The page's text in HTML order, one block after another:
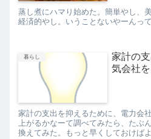
蒸し煮にハマり始めた。簡単やし、
経済的やし。いうことないやーんって
暮らし
家計の
気会社
家計の支出を抑えるために、電力会
上がるかなーて調べてみたら、たぶ
換えてみた。もっと早くしておけばよ